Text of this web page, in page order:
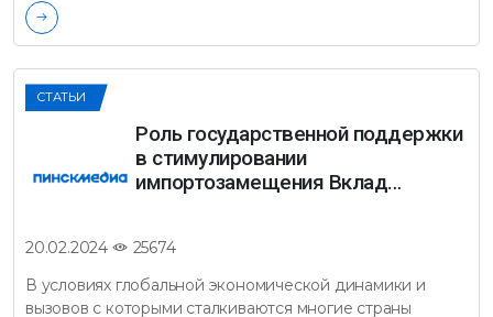
СТАТЬИ
Роль государственной поддержки
в стимулировании
импортозамещения Вклад…
20.02.2024
25674
В условиях глобальной экономической динамики и
вызовов с которыми сталкиваются многие страны